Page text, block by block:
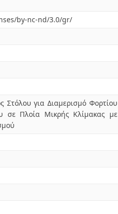
by-nc-nd/3.0/gr/
Στόλου για Διαμερισμό Φορτίου
σε Πλοία Μικρής Κλίμακας με